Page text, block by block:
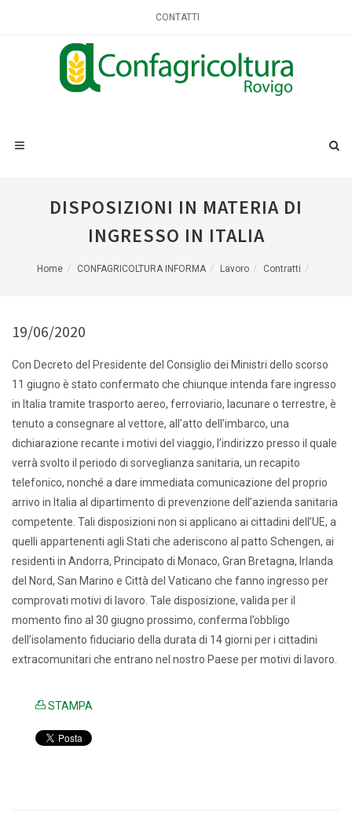
CONTATTI
DISPOSIZIONI IN MATERIA DI
INGRESSO IN ITALIA
Home CONFAGRICOLTURA INFORMA Lavoro Contratti
19/06/2020
Con Decreto del Presidente del Consiglio dei Ministri dello scorso
11 giugno è stato confermato che chiunque intenda fare ingresso
in Italia tramite trasporto aereo, ferroviario, lacunare o terrestre, è
tenuto a consegnare al vettore, all’atto dell’imbarco, una
dichiarazione recante i motivi del viaggio, l’indirizzo presso il quale
verrà svolto il periodo di sorveglianza sanitaria, un recapito
telefonico, nonché a dare immediata comunicazione del proprio
arrivo in Italia al dipartimento di prevenzione dell’azienda sanitaria
competente. Tali disposizioni non si applicano ai cittadini dell’UE, a
quelli appartenenti agli Stati che aderiscono al patto Schengen, ai
residenti in Andorra, Principato di Monaco, Gran Bretagna, Irlanda
del Nord, San Marino e Città del Vaticano che fanno ingresso per
comprovati motivi di lavoro. Tale disposizione, valida per il
momento fino al 30 giugno prossimo, conferma l’obbligo
dell’isolamento fiduciario della durata di 14 giorni per i cittadini
extracomunitari che entrano nel nostro Paese per motivi di lavoro.
STAMPA